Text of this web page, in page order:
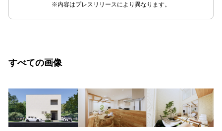
※内容はプレスリリースにより異なります。
すべての画像